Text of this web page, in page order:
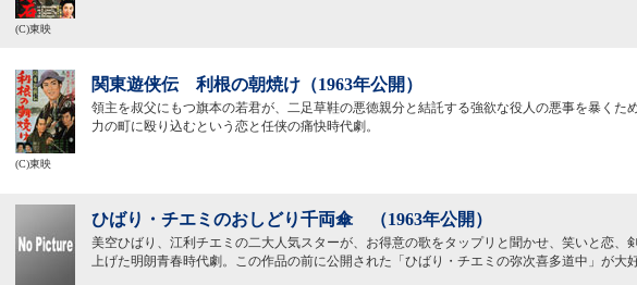
(C)東映
関東遊侠伝 利根の朝焼け（1963年公開）
領主を叔父にもつ旗本の若君が、二足草鞋の悪徳親分と結託する強欲な役人の悪事を暴くた
力の町に殴り込むという恋と任侠の痛快時代劇。
(C)東映
ひばり・チエミのおしどり千両傘 （1963年公開）
美空ひばり、江利チエミの二大人気スターが、お得意の歌をタップリと聞かせ、笑いと恋、
上げた明朗青春時代劇。この作品の前に公開された「ひばり・チエミの弥次喜多道中」が大